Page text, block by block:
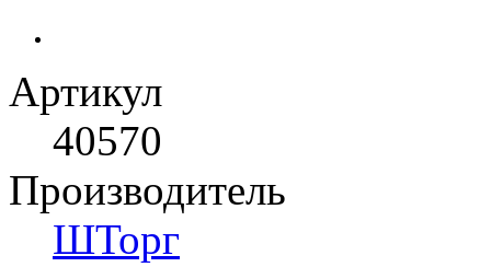
Артикул
40570
Производитель
ШТорг